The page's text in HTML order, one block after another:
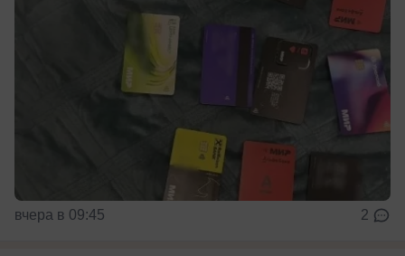
вчера в 09:45 2